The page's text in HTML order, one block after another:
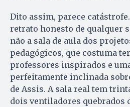
Dito assim, parece
retrato honesto de qualquer
não a sala de aula dos
pedagógicos, que costuma
professores inspirados e
perfeitamente inclinada
de Assis. A sala real tem
dois ventiladores quebrados